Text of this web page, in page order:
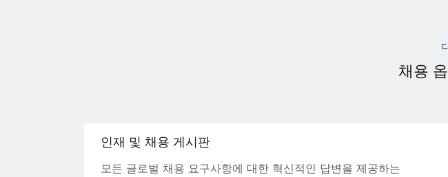
채용
인재 및 채용 게시판
모든 글로벌 채용 요구사항에 대한 혁신적인 답변을 제공하는